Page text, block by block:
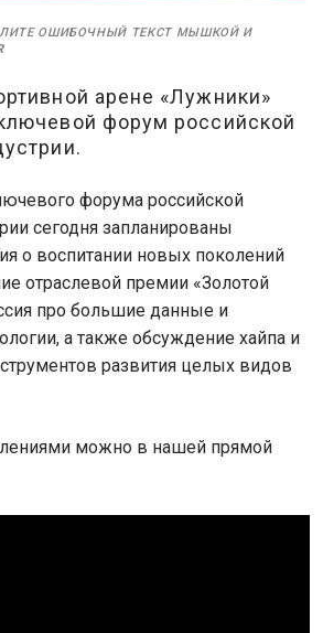
ОШИБОЧНЫЙ ТЕКСТ МЫШКОЙ И
арене «Лужники»
форум российской
форума российской
сегодня запланированы
о воспитании новых поколений
отраслевой премии «Золотой
про большие данные и
а также обсуждение хайпа и
развития целых видов
можно в нашей прямой